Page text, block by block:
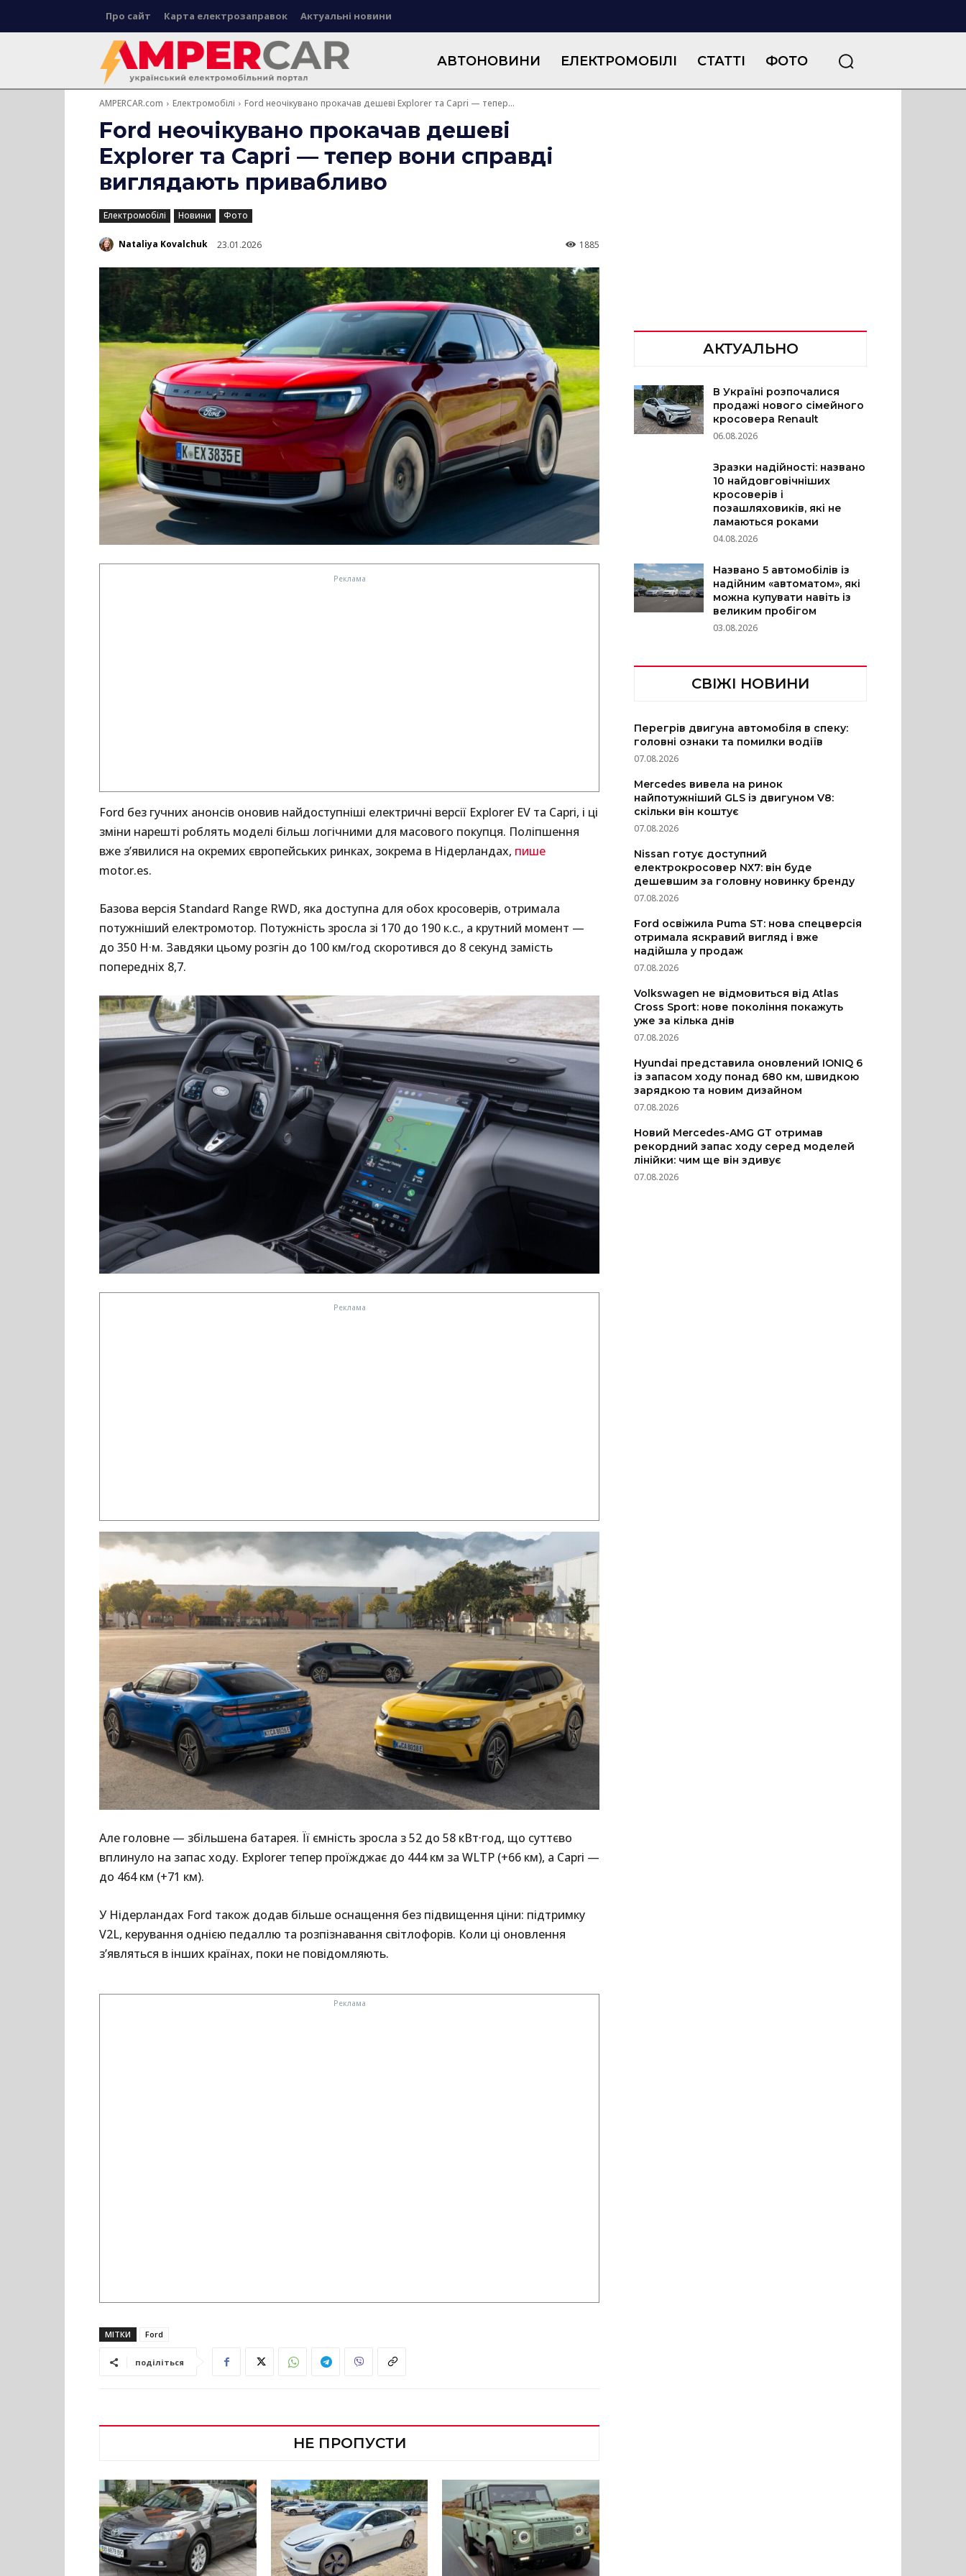
Про сайт Карта електрозаправок Актуальні новини
АВТОНОВИНИ ЕЛЕКТРОМОБІЛІ СТАТТІ ФОТО
AMPERCAR.com Електромобілі Ford неочікувано прокачав дешеві Explorer та Capri — тепер...
Ford неочікувано прокачав дешеві
Explorer та Capri — тепер вони справді
виглядають привабливо
Електромобілі Новини Фото
Nataliya Kovalchuk 23.01.2026 1885
Ford без гучних анонсів оновив найдоступніші електричні версії Explorer EV та Capri, і ці
зміни нарешті роблять моделі більш логічними для масового покупця. Поліпшення
вже з’явилися на окремих європейських ринках, зокрема в Нідерландах, пише
motor.es.
Базова версія Standard Range RWD, яка доступна для обох кросоверів, отримала
потужніший електромотор. Потужність зросла зі 170 до 190 к.с., а крутний момент —
до 350 Н·м. Завдяки цьому розгін до 100 км/год скоротився до 8 секунд замість
попередніх 8,7.
Але головне — збільшена батарея. Її ємність зросла з 52 до 58 кВт·год, що суттєво
вплинуло на запас ходу. Explorer тепер проїжджає до 444 км за WLTP (+66 км), а Capri —
до 464 км (+71 км).
У Нідерландах Ford також додав більше оснащення без підвищення ціни: підтримку
V2L, керування однією педаллю та розпізнавання світлофорів. Коли ці оновлення
з’являться в інших країнах, поки не повідомляють.
МІТКИ Ford
поділіться
НЕ ПРОПУСТИ
АКТУАЛЬНО
В Україні розпочалися
продажі нового сімейного
кросовера Renault
06.08.2026
Зразки надійності: названо
10 найдовговічніших
кросоверів і
позашляховиків, які не
ламаються роками
04.08.2026
Названо 5 автомобілів із
надійним «автоматом», які
можна купувати навіть із
великим пробігом
03.08.2026
СВІЖІ НОВИНИ
Перегрів двигуна автомобіля в спеку:
головні ознаки та помилки водіїв
07.08.2026
Mercedes вивела на ринок
найпотужніший GLS із двигуном V8:
скільки він коштує
07.08.2026
Nissan готує доступний
електрокросовер NX7: він буде
дешевшим за головну новинку бренду
07.08.2026
Ford освіжила Puma ST: нова спецверсія
отримала яскравий вигляд і вже
надійшла у продаж
07.08.2026
Volkswagen не відмовиться від Atlas
Cross Sport: нове покоління покажуть
уже за кілька днів
07.08.2026
Hyundai представила оновлений IONIQ 6
із запасом ходу понад 680 км, швидкою
зарядкою та новим дизайном
07.08.2026
Новий Mercedes-AMG GT отримав
рекордний запас ходу серед моделей
лінійки: чим ще він здивує
07.08.2026